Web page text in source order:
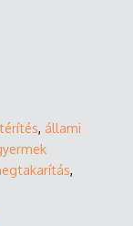
, állami
,